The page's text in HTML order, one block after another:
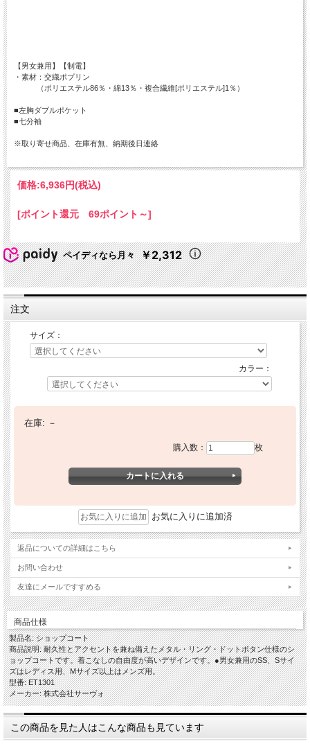
【男女兼用】【制電】
・素材：交織ポプリン
（ポリエステル86％・綿13％・複合繊維[ポリエステル]1％）
■左胸ダブルポケット
■七分袖
※取り寄せ商品、在庫有無、納期後日連絡
価格:6,936円(税込)
[ポイント還元 69ポイント～]
ペイディなら月々 ￥2,312
注文
サイズ：
カラー：
在庫: －
購入数： 枚
お気に入りに追加済
返品についての詳細はこちら
お問い合わせ
友達にメールですすめる
商品仕様
製品名: ショップコート
商品説明: 耐久性とアクセントを兼ね備えたメタル・リング・ドットボタン仕様のシ
ョップコートです。着こなしの自由度が高いデザインです。●男女兼用のSS、Sサイ
ズはレディス用、Mサイズ以上はメンズ用。
型番: ET1301
メーカー: 株式会社サーヴォ
この商品を見た人はこんな商品も見ています